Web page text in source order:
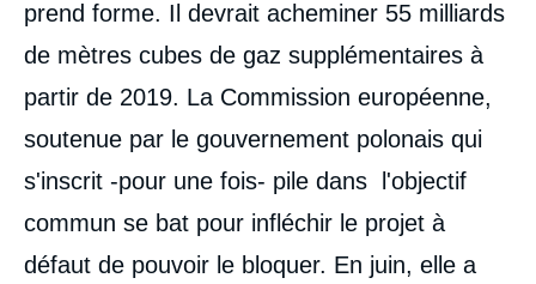
prend forme. Il devrait acheminer 55 milliards
de mètres cubes de gaz supplémentaires à
partir de 2019. La Commission européenne,
soutenue par le gouvernement polonais qui
s'inscrit -pour une fois- pile dans l'objectif
commun se bat pour infléchir le projet à
défaut de pouvoir le bloquer. En juin, elle a